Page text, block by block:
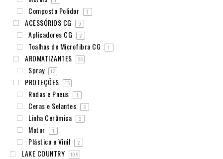
Composto Polidor 1
ACESSÓRIOS CG 9
Aplicadores CG 2
Toalhas de Microfibra CG 1
AROMATIZANTES 26
Spray 13
PROTEÇÕES 16
Rodas e Pneus 1
Ceras e Selantes 3
Linha Cerâmica 2
Motor 1
Plástico e Vinil 2
LAKE COUNTRY 109